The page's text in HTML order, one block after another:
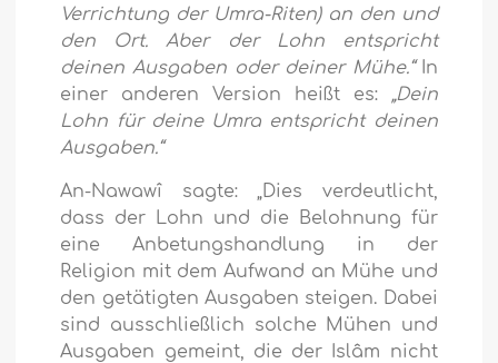
Verrichtung der Umra-Riten) an den und
den Ort. Aber der Lohn entspricht
deinen Ausgaben oder deiner Mühe.“In
einer anderen Version heißt es: „Dein
Lohn für deine Umra entspricht deinen
Ausgaben.“
An-Nawawî sagte: „Dies verdeutlicht,
dass der Lohn und die Belohnung für
eine Anbetungshandlung in der
Religion mit dem Aufwand an Mühe und
den getätigten Ausgaben steigen. Dabei
sind ausschließlich solche Mühen und
Ausgaben gemeint, die der Islâm nicht